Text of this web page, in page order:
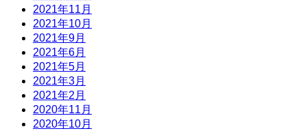
2021年11月
2021年10月
2021年9月
2021年6月
2021年5月
2021年3月
2021年2月
2020年11月
2020年10月